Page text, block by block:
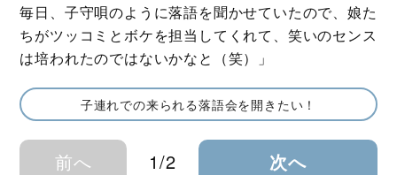
毎日、子守唄のように落語を聞かせていたので、娘た
ちがツッコミとボケを担当してくれて、笑いのセンス
は培われたのではないかなと（笑）」
子連れでの来られる落語会を開きたい！
前へ 1/2 次へ